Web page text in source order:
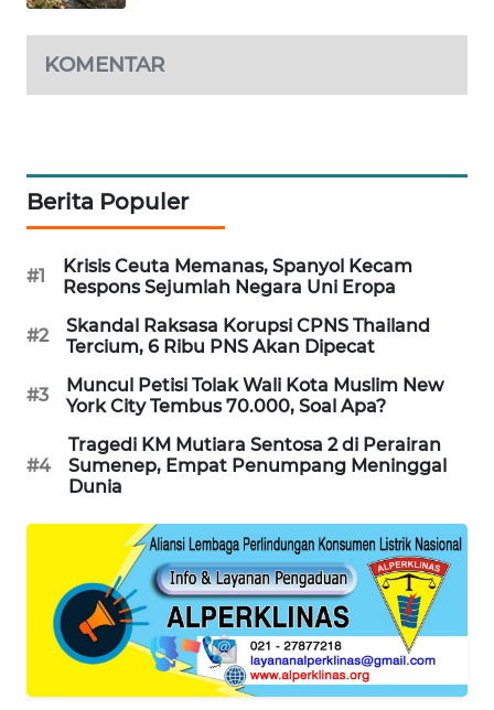
KOMENTAR
Berita Populer
#1
Krisis Ceuta Memanas, Spanyol Kecam
Respons Sejumlah Negara Uni Eropa
#2
Skandal Raksasa Korupsi CPNS Thailand
Tercium, 6 Ribu PNS Akan Dipecat
#3
Muncul Petisi Tolak Wali Kota Muslim New
York City Tembus 70.000, Soal Apa?
#4
Tragedi KM Mutiara Sentosa 2 di Perairan
Sumenep, Empat Penumpang Meninggal
Dunia
HEALTH
WAHANA
DESA
LAPAK
WAHANA
Network
KONSUMEN
LISTRIK
MASYARAKAT
KELISTRIKAN
WALINKI
ID
MAWAKA
ID
MARTABAT